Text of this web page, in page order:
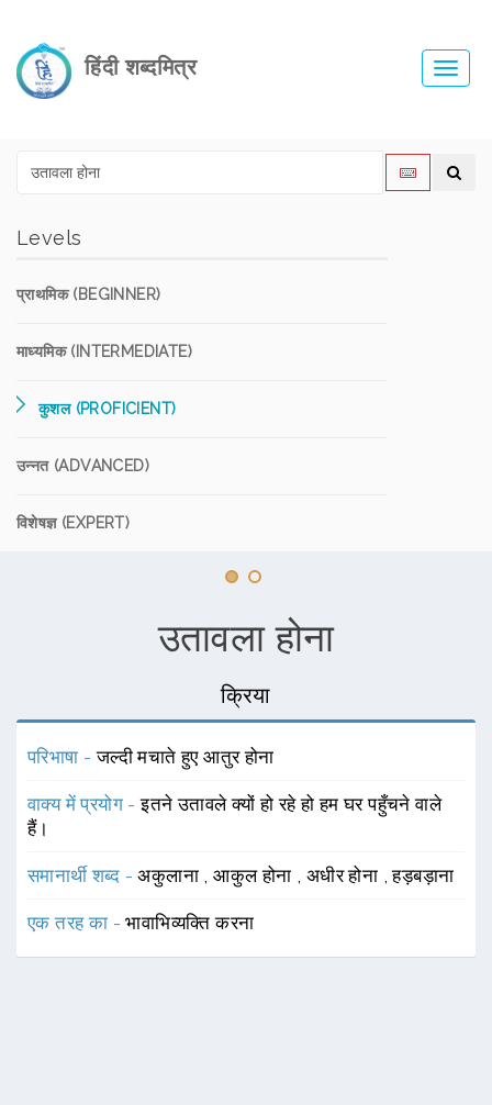
हिंदी शब्दमित्र
Levels
प्राथमिक (BEGINNER)
माध्यमिक (INTERMEDIATE)
कुशल (PROFICIENT)
उन्नत (ADVANCED)
विशेषज्ञ (EXPERT)
उतावला होना
क्रिया
परिभाषा -जल्दी मचाते हुए आतुर होना
वाक्य में प्रयोग -इतने उतावले क्यों हो रहे हो हम घर पहुँचने वाले
हैं।
समानार्थी शब्द -अकुलाना ,आकुल होना , अधीर होना ,हड़बड़ाना
एक तरह का -भावाभिव्यक्ति करना